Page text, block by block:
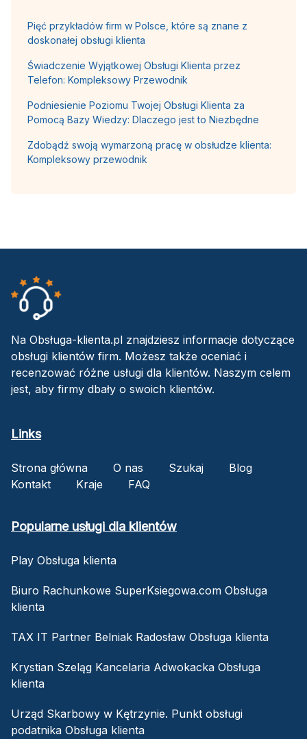
Pięć przykładów firm w Polsce, które są znane z
doskonałej obsługi klienta
Świadczenie Wyjątkowej Obsługi Klienta przez
Telefon: Kompleksowy Przewodnik
Podniesienie Poziomu Twojej Obsługi Klienta za
Pomocą Bazy Wiedzy: Dlaczego jest to Niezbędne
Zdobądź swoją wymarzoną pracę w obsłudze klienta:
Kompleksowy przewodnik
Na Obsługa-klienta.pl znajdziesz informacje dotyczące
obsługi klientów firm. Możesz także oceniać i
recenzować różne usługi dla klientów. Naszym celem
jest, aby firmy dbały o swoich klientów.
Links
Strona główna O nas Szukaj
Blog
Kontakt
Kraje FAQ
Popularne usługi dla klientów
Play Obsługa klienta
Biuro Rachunkowe SuperKsiegowa.com Obsługa
klienta
TAX IT Partner Belniak Radosław Obsługa klienta
Krystian Szeląg Kancelaria Adwokacka Obsługa
klienta
Urząd Skarbowy w Kętrzynie. Punkt obsługi
podatnika Obsługa klienta